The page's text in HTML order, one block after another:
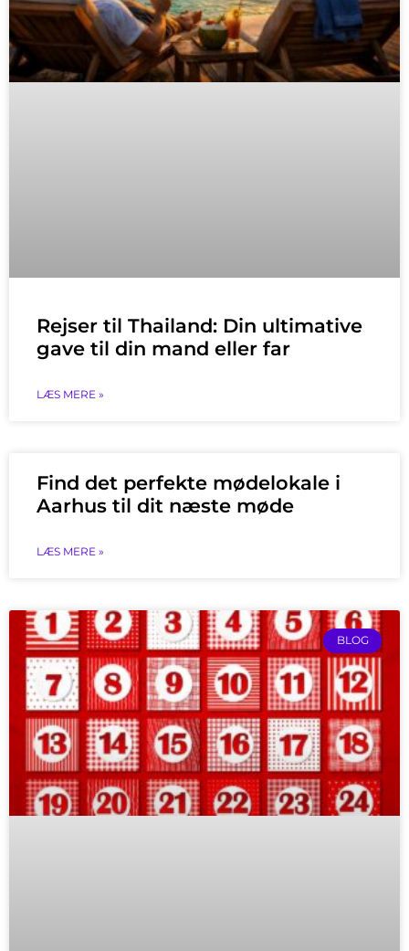
Rejser til Thailand: Din ultimative
gave til din mand eller far
LÆS MERE »
Find det perfekte mødelokale i
Aarhus til dit næste møde
LÆS MERE »
BLOG